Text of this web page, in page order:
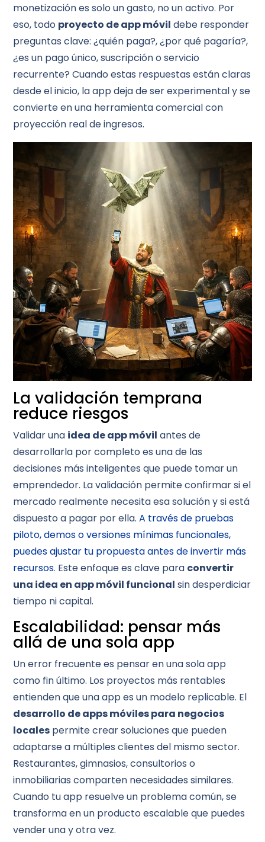
monetización es solo un gasto, no un activo. Por
eso, todo proyecto de app móvil debe responder
preguntas clave: ¿quién paga?, ¿por qué pagaría?,
¿es un pago único, suscripción o servicio
recurrente? Cuando estas respuestas están claras
desde el inicio, la app deja de ser experimental y se
convierte en una herramienta comercial con
proyección real de ingresos.
La validación temprana
reduce riesgos
Validar una idea de app móvil antes de
desarrollarla por completo es una de las
decisiones más inteligentes que puede tomar un
emprendedor. La validación permite confirmar si el
mercado realmente necesita esa solución y si está
dispuesto a pagar por ella. A través de pruebas
piloto, demos o versiones mínimas funcionales,
puedes ajustar tu propuesta antes de invertir más
recursos. Este enfoque es clave para convertir
una idea en app móvil funcional sin desperdiciar
tiempo ni capital.
Escalabilidad: pensar más
allá de una sola app
Un error frecuente es pensar en una sola app
como fin último. Los proyectos más rentables
entienden que una app es un modelo replicable. El
desarrollo de apps móviles para negocios
locales permite crear soluciones que pueden
adaptarse a múltiples clientes del mismo sector.
Restaurantes, gimnasios, consultorios o
inmobiliarias comparten necesidades similares.
Cuando tu app resuelve un problema común, se
transforma en un producto escalable que puedes
vender una y otra vez.